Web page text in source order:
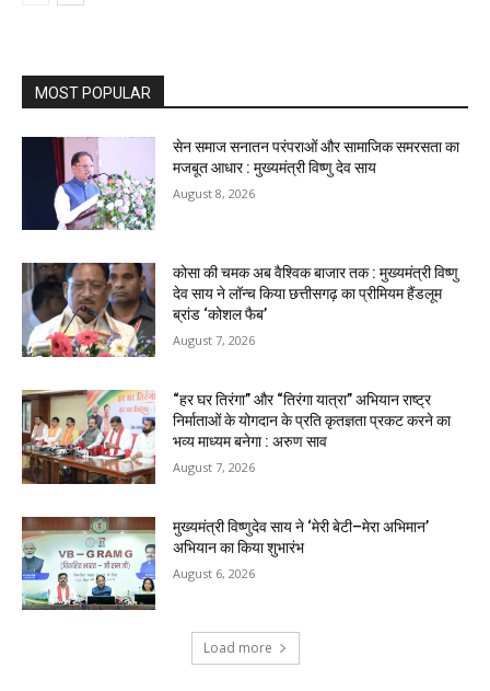
MOST POPULAR
सेन समाज सनातन परंपराओं और सामाजिक समरसता का
मजबूत आधार : मुख्यमंत्री विष्णु देव साय
August 8, 2026
कोसा की चमक अब वैश्विक बाजार तक : मुख्यमंत्री विष्णु
देव साय ने लॉन्च किया छत्तीसगढ़ का प्रीमियम हैंडलूम
ब्रांड ‘कोशल फैब’
August 7, 2026
“हर घर तिरंगा” और “तिरंगा यात्रा” अभियान राष्ट्र
निर्माताओं के योगदान के प्रति कृतज्ञता प्रकट करने का
भव्य माध्यम बनेगा : अरुण साव
August 7, 2026
मुख्यमंत्री विष्णुदेव साय ने ‘मेरी बेटी–मेरा अभिमान’
अभियान का किया शुभारंभ
August 6, 2026
Load more